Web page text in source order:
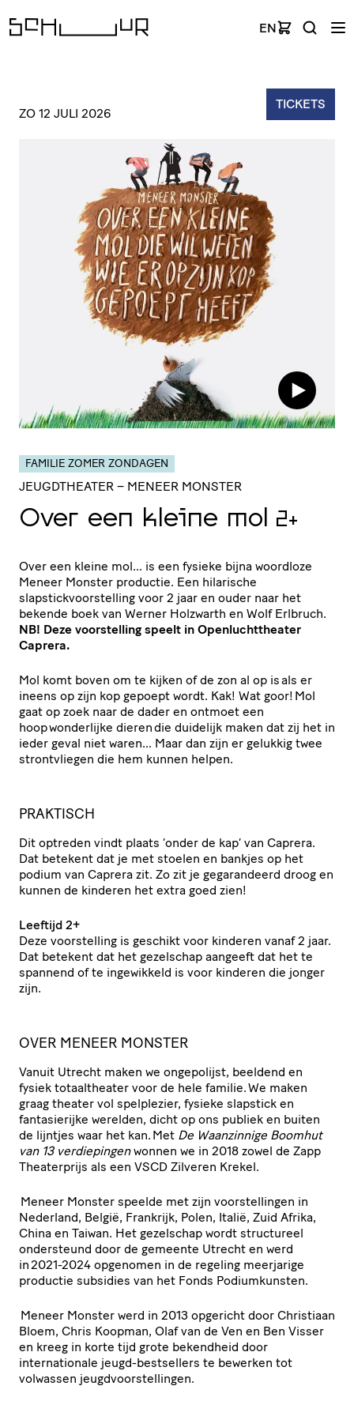
EN
TICKETS
ZO 12 JULI 2026
FAMILIE ZOMER ZONDAGEN
JEUGDTHEATER – MENEER MONSTER
Over een kleine mol 2+
Over een kleine mol… is een fysieke bijna woordloze
Meneer Monster productie. Een hilarische
slapstickvoorstelling voor 2 jaar en ouder naar het
bekende boek van Werner Holzwarth en Wolf Erlbruch.
NB! Deze voorstelling speelt in Openluchttheater
Caprera.
Mol komt boven om te kijken of de zon al op is als er
ineens op zijn kop gepoept wordt. Kak! Wat goor! Mol
gaat op zoek naar de dader en ontmoet een
hoop wonderlijke dieren die duidelijk maken dat zij het in
ieder geval niet waren… Maar dan zijn er gelukkig twee
strontvliegen die hem kunnen helpen.
PRAKTISCH
Dit optreden vindt plaats ‘onder de kap’ van Caprera.
Dat betekent dat je met stoelen en bankjes op het
podium van Caprera zit. Zo zit je gegarandeerd droog en
kunnen de kinderen het extra goed zien!
Leeftijd 2+
Deze voorstelling is geschikt voor kinderen vanaf 2 jaar.
Dat betekent dat het gezelschap aangeeft dat het te
spannend of te ingewikkeld is voor kinderen die jonger
zijn.
OVER MENEER MONSTER
Vanuit Utrecht maken we ongepolijst, beeldend en
fysiek totaaltheater voor de hele familie. We maken
graag theater vol spelplezier, fysieke slapstick en
fantasierijke werelden, dicht op ons publiek en buiten
de lijntjes waar het kan. Met De Waanzinnige Boomhut
van 13 verdiepingenwonnen we in 2018 zowel de Zapp
Theaterprijs als een VSCD Zilveren Krekel.
Meneer Monster speelde met zijn voorstellingen in
Nederland, België, Frankrijk, Polen, Italië, Zuid Afrika,
China en Taiwan. Het gezelschap wordt structureel
ondersteund door de gemeente Utrecht en werd
in 2021-2024 opgenomen in de regeling meerjarige
productie subsidies van het Fonds Podiumkunsten.
Meneer Monster werd in 2013 opgericht door Christiaan
Bloem, Chris Koopman, Olaf van de Ven en Ben Visser
en kreeg in korte tijd grote bekendheid door
internationale jeugd-bestsellers te bewerken tot
volwassen jeugdvoorstellingen.